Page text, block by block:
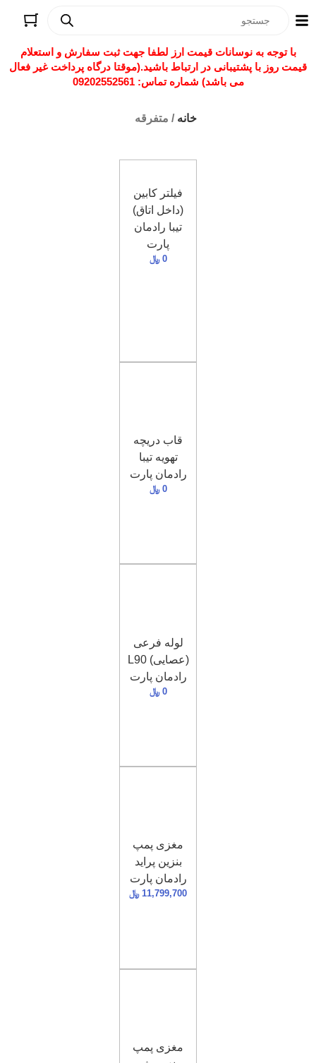
با توجه به نوسانات قیمت ارز لطفا جهت ثبت سفارش و استعلام
قیمت روز با پشتیبانی در ارتباط باشید.(موقتا درگاه پرداخت غیر فعال
می باشد) شماره تماس: 09202552561
خانه / متفرقه
فیلتر کابین
(داخل اتاق)
تیبا رادمان
پارت
0 ﷼
قاب دریچه
تهویه تیبا
رادمان پارت
0 ﷼
لوله فرعی
(عصایی) L90
رادمان پارت
0 ﷼
مغزی پمپ
بنزین پراید
رادمان پارت
11,799,700 ﷼
مغزی پمپ